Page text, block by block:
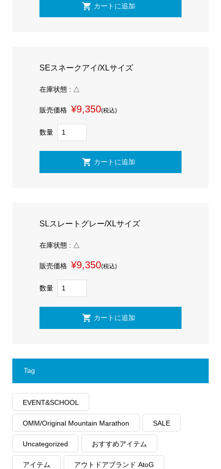
SEスネークアイ/XLサイズ
在庫状態 : △
販売価格 ¥9,350(税込)
数量
SLスレートグレー/XLサイズ
在庫状態 : △
販売価格 ¥9,350(税込)
数量
Tag
EVENT&SCHOOL
OMM/Original Mountain Marathon SALE
Uncategorized おすすめアイテム
アイテム アウトドアブランド AtoG